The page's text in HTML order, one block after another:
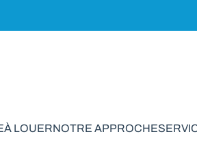
À LOUERNOTRE APPROCHE